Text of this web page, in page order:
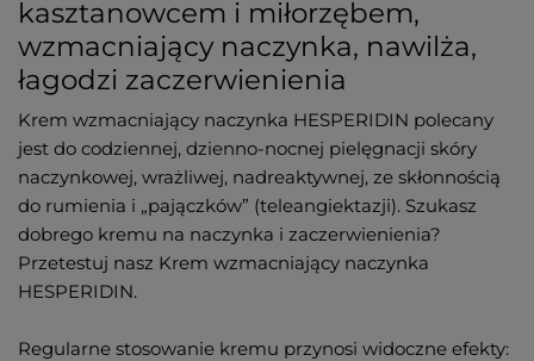
kasztanowcem i miłorzębem,
wzmacniający naczynka, nawilża,
łagodzi zaczerwienienia
Krem wzmacniający naczynka HESPERIDIN polecany
jest do codziennej, dzienno-nocnej pielęgnacji skóry
naczynkowej, wrażliwej, nadreaktywnej, ze skłonnością
do rumienia i „pajączków” (teleangiektazji). Szukasz
dobrego kremu na naczynka i zaczerwienienia?
Przetestuj nasz Krem wzmacniający naczynka
HESPERIDIN.
Regularne stosowanie kremu przynosi widoczne efekty: